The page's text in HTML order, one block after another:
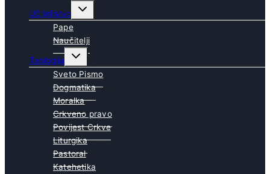
Učiteljstvo
Toggle
child
Pape
Naučitelji
Teologija
Toggle
child
menu
Sveto Pismo
Dogmatika
Moralka
Crkveno pravo
Povijest Crkve
Liturgika
Pastoral
Katehetika